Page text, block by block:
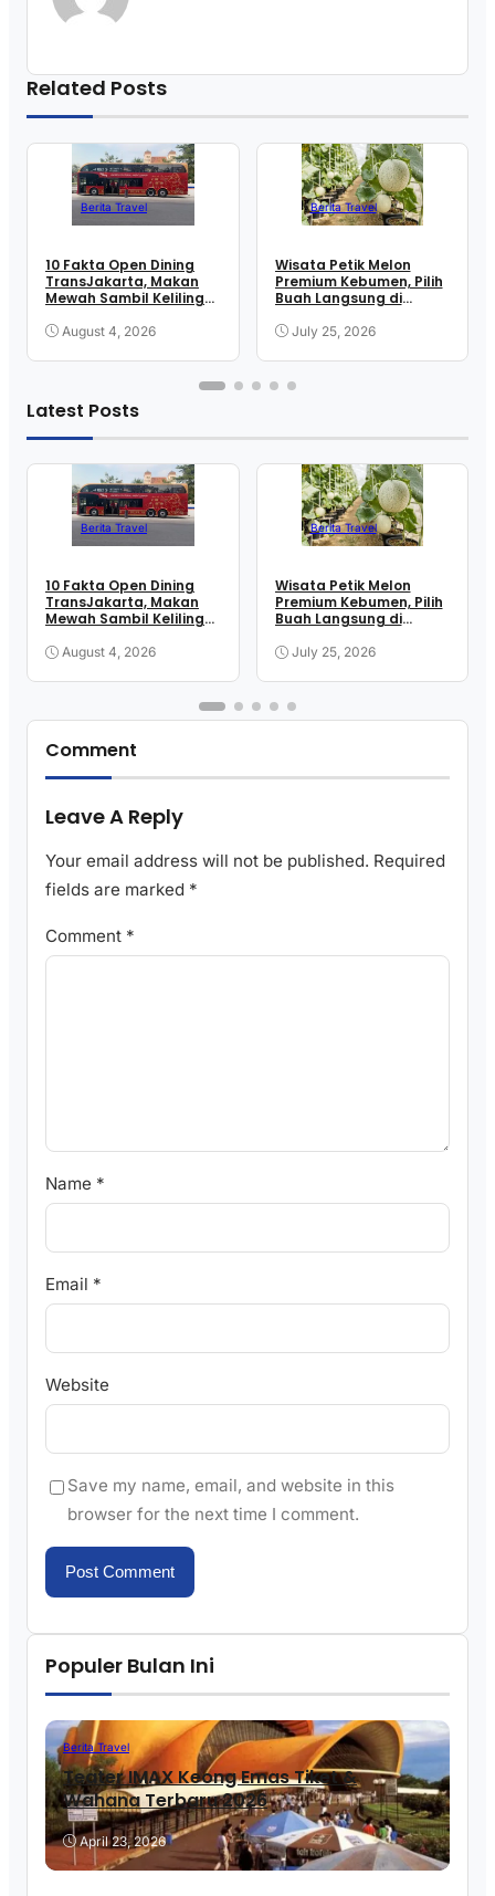
Related Posts
Berita Travel
10 Fakta Open Dining
TransJakarta, Makan
Mewah Sambil Keliling
August 4, 2026
Berita Travel
Wisata Petik Melon
Premium Kebumen, Pilih
Buah Langsung di
July 25, 2026
Latest Posts
Berita Travel
10 Fakta Open Dining
TransJakarta, Makan
Mewah Sambil Keliling
August 4, 2026
Berita Travel
Wisata Petik Melon
Premium Kebumen, Pilih
Buah Langsung di
July 25, 2026
Comment
Leave A Reply
Your email address will not be published. Required
fields are marked *
Comment *
Name *
Email *
Website
Save my name, email, and website in this
browser for the next time I comment.
Populer Bulan Ini
Berita Travel
Teater IMAX Keong Emas Tiket &
Wahana Terbaru 2026
April 23, 2026